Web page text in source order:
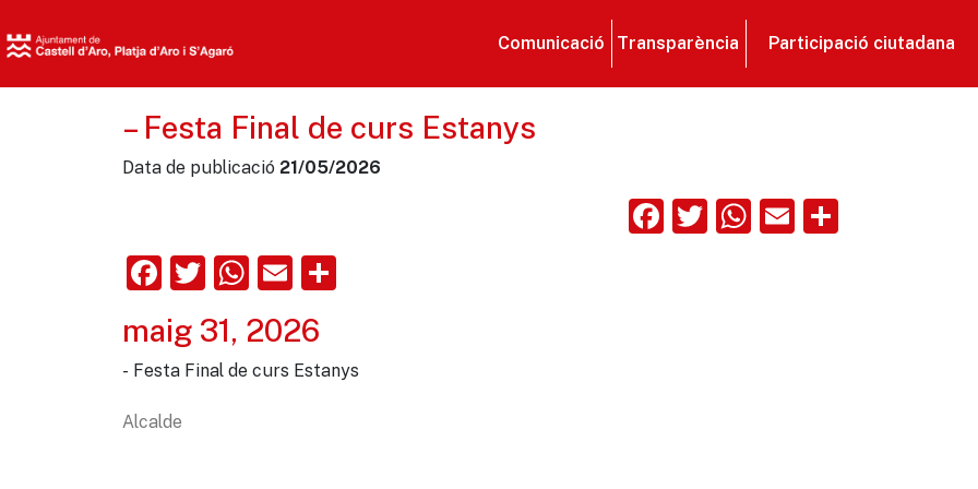
Comunicació Transparència Participació ciutadana
– Festa Final de curs Estanys
Data de publicació 21/05/2026
Facebook
Twitter
WhatsApp
Email
Facebook
Twitter
WhatsApp
Email
maig 31, 2026
- Festa Final de curs Estanys
Alcalde